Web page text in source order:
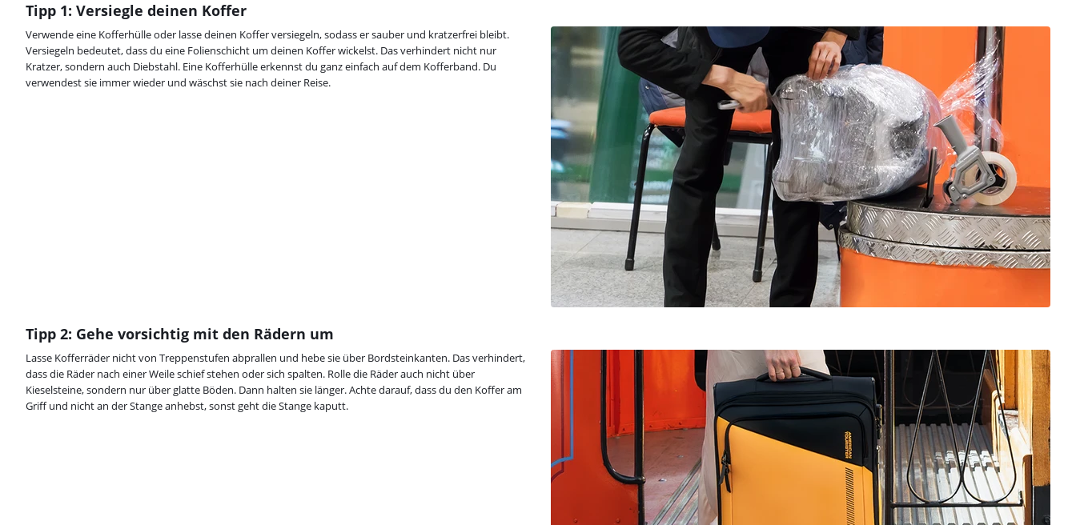
Tipp 1: Versiegle deinen Koffer
Verwende eine Kofferhülle oder lasse deinen Koffer versiegeln, sodass er sauber und kratzerfrei bleibt.
Versiegeln bedeutet, dass du eine Folienschicht um deinen Koffer wickelst. Das verhindert nicht nur
Kratzer, sondern auch Diebstahl. Eine Kofferhülle erkennst du ganz einfach auf dem Kofferband. Du
verwendest sie immer wieder und wäschst sie nach deiner Reise.
Tipp 2: Gehe vorsichtig mit den Rädern um
Lasse Kofferräder nicht von Treppenstufen abprallen und hebe sie über Bordsteinkanten. Das verhindert,
dass die Räder nach einer Weile schief stehen oder sich spalten. Rolle die Räder auch nicht über
Kieselsteine, sondern nur über glatte Böden. Dann halten sie länger. Achte darauf, dass du den Koffer am
Griff und nicht an der Stange anhebst, sonst geht die Stange kaputt.